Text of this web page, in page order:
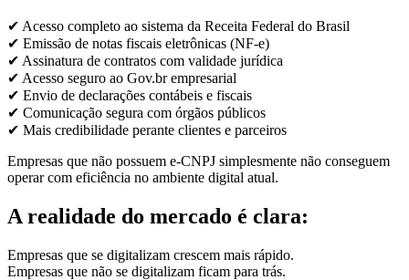
✔ Acesso completo ao sistema da Receita Federal do Brasil
✔ Emissão de notas fiscais eletrônicas (NF-e)
✔ Assinatura de contratos com validade jurídica
✔ Acesso seguro ao Gov.br empresarial
✔ Envio de declarações contábeis e fiscais
✔ Comunicação segura com órgãos públicos
✔ Mais credibilidade perante clientes e parceiros
Empresas que não possuem e-CNPJ simplesmente não conseguem
operar com eficiência no ambiente digital atual.
A realidade do mercado é clara:
Empresas que se digitalizam crescem mais rápido.
Empresas que não se digitalizam ficam para trás.